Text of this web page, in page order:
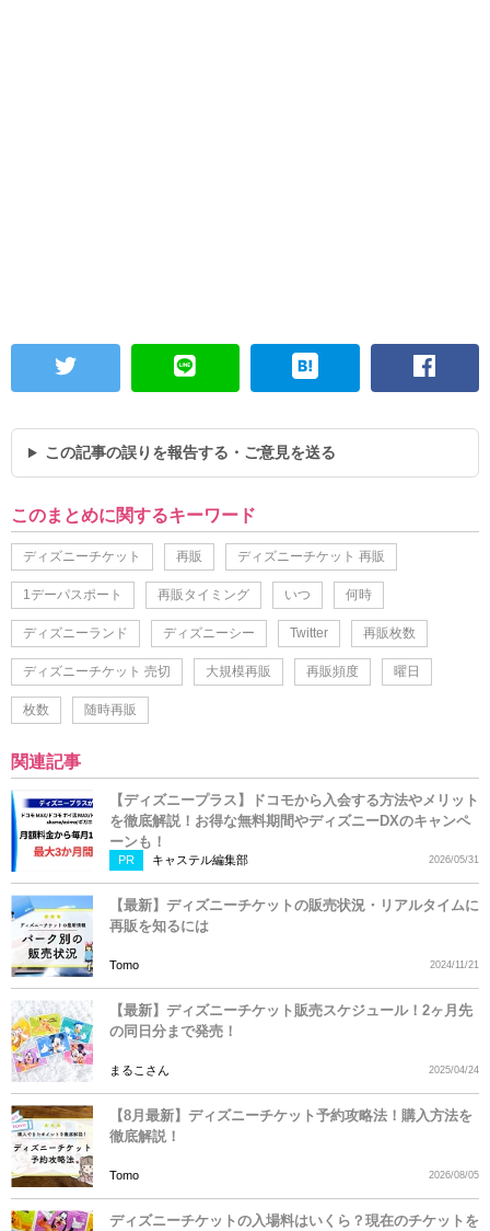
この記事の誤りを報告する・ご意見を送る
このまとめに関するキーワード
ディズニーチケット 再販 ディズニーチケット 再販
1デーパスポート 再販タイミング いつ 何時
ディズニーランド ディズニーシー Twitter 再販枚数
ディズニーチケット 売切 大規模再販 再販頻度 曜日
枚数 随時再販
関連記事
【ディズニープラス】ドコモから入会する方法やメリット
を徹底解説！お得な無料期間やディズニーDXのキャンペ
ーンも！
PR キャステル編集部 2026/05/31
【最新】ディズニーチケットの販売状況・リアルタイムに
再販を知るには
Tomo 2024/11/21
【最新】ディズニーチケット販売スケジュール！2ヶ月先
の同日分まで発売！
まるこさん 2025/04/24
【8月最新】ディズニーチケット予約攻略法！購入方法を
徹底解説！
Tomo 2026/08/05
ディズニーチケットの入場料はいくら？現在のチケットを